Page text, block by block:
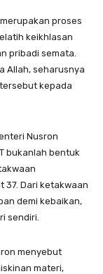
proses
keikhlasan
pribadi semata.
Allah, seharusnya
kepada
Nusron
bukanlah bentuk
37. Dari ketakwaan
demi kebaikan,
sendiri.
menyebut
materi,